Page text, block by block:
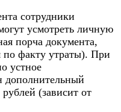
сотрудники
усмотреть личную
порча документа,
по факту утраты). При
устное
дополнительный
(зависит от